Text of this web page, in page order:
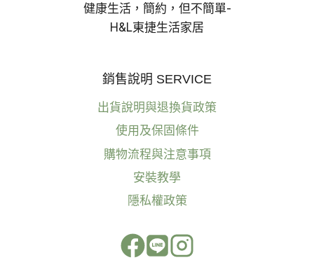
齡
家
明
健康生活，簡約，但不簡單-
H&L東捷生活家居
銷售說明 SERVICE
出貨說明與退換貨政策
使用及保固條件
購物流程與注意事項
安裝教學
隱私權政策